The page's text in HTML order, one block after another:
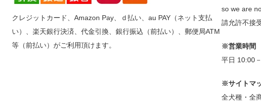
クレジットカード、Amazon Pay、ｄ払い、au PAY（ネット支払
い）、楽天銀行決済、代金引換、銀行振込（前払い）、郵便局ATM
等（前払い）がご利用頂けます。
so we are
請允許不接
※営業時間
平日 10:00
※サイトマ
全犬種・全